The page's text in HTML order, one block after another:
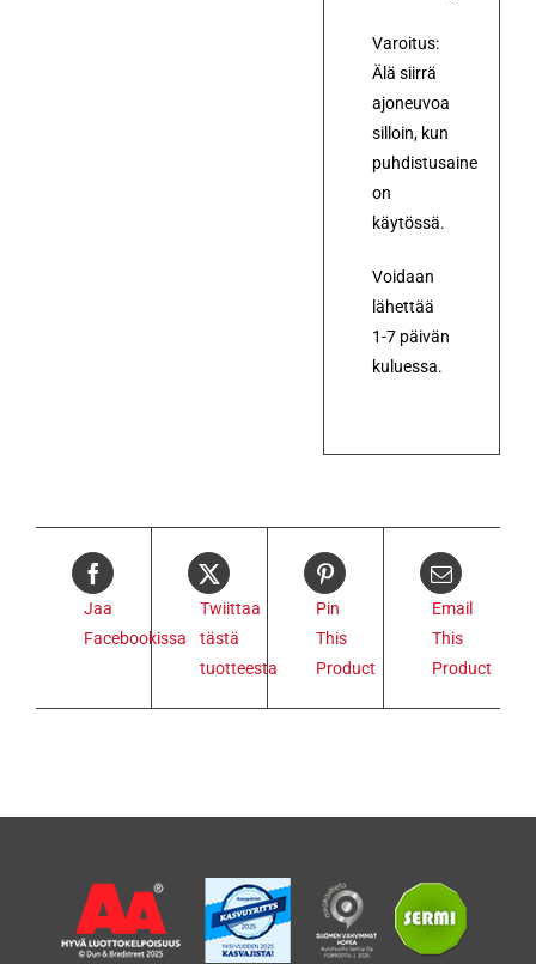
Varoitus:
Älä siirrä
ajoneuvoa
silloin, kun
puhdistusaine
on
käytössä.
Voidaan
lähettää
1-7 päivän
kuluessa.
Jaa
Facebookissa
Twiittaa
tästä
tuotteesta
Pin
This
Product
Email
This
Product